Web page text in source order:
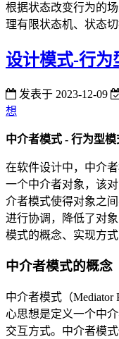
根据状态改变行为的
理有限状态机、状态切
设计模式-行为
发表于 2023-12-09
想
中介者模式 - 行为型
在软件设计中，中介
一个中介者对象，该
介者模式使得对象之
进行协调，降低了对
模式的概念、实现方
中介者模式的概念
中介者模式（Mediator
心思想是定义一个中
交互方式。中介者模